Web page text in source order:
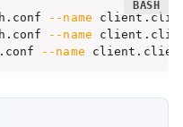
--name
--name
--name